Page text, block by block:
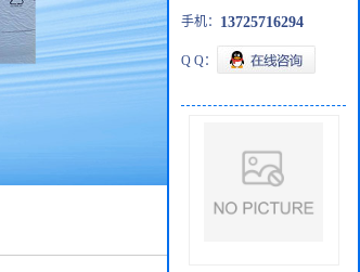
手机： 13725716294
Q Q：